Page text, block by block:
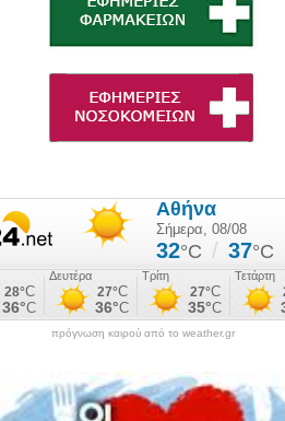
πρόγνωση καιρού από το weather.gr